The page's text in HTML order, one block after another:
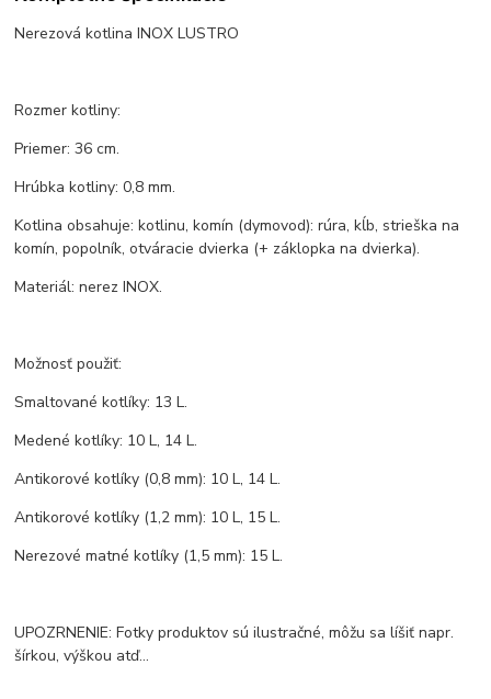
Nerezová kotlina INOX LUSTRO
Rozmer kotliny:
Priemer: 36 cm.
Hrúbka kotliny: 0,8 mm.
Kotlina obsahuje: kotlinu, komín (dymovod): rúra, kĺb, strieška na
komín, popolník, otváracie dvierka (+ záklopka na dvierka).
Materiál: nerez INOX.
Možnosť použiť:
Smaltované kotlíky: 13 L.
Medené kotlíky: 10 L, 14 L.
Antikorové kotlíky (0,8 mm): 10 L, 14 L.
Antikorové kotlíky (1,2 mm): 10 L, 15 L.
Nerezové matné kotlíky (1,5 mm): 15 L.
UPOZRNENIE: Fotky produktov sú ilustračné, môžu sa líšiť napr.
šírkou, výškou atď...